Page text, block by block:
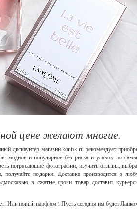
цене желают многие.
дискаунтер магазин konfik.ru рекомендует
модное и популярное без риска и уловок по
потрясающие фотографии, изучить отзывы,
подарки. Доставка производится в
в сжатые сроки товар доставит
Или новый парфюм ! Пусть сегодня им будет